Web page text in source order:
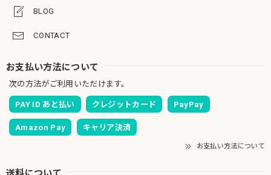
BLOG
CONTACT
お支払い方法について
次の方法がご利用いただけます。
PAY ID あと払い クレジットカード PayPay
Amazon Pay キャリア決済
お支払い方法について
送料について